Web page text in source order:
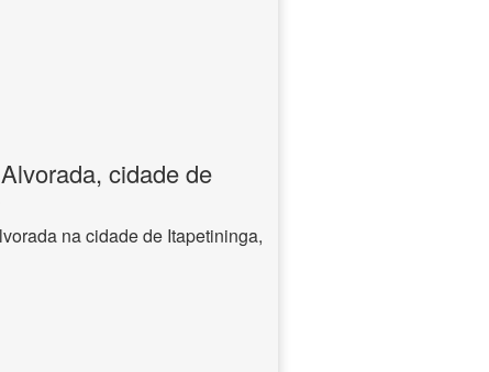
cidade de
na cidade de Itapetininga,